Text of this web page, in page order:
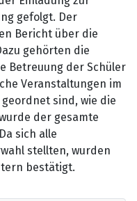
gefolgt. Der
Bericht über die
gehörten die
Betreuung der Schüler
Veranstaltungen im
geordnet sind, wie die
der gesamte
sich alle
stellten, wurden
bestätigt.